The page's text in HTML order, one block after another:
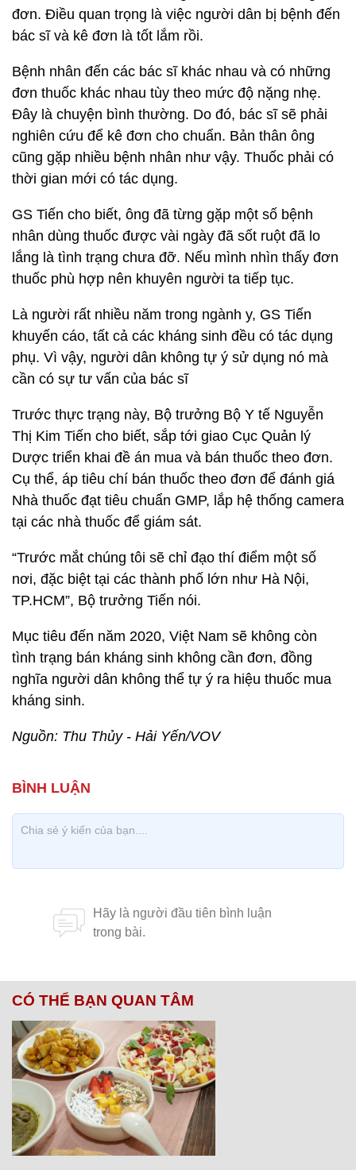
đơn. Điều quan trọng là việc người dân bị bệnh đến
bác sĩ và kê đơn là tốt lắm rồi.
Bệnh nhân đến các bác sĩ khác nhau và có những
đơn thuốc khác nhau tùy theo mức độ nặng nhẹ.
Đây là chuyện bình thường. Do đó, bác sĩ sẽ phải
nghiên cứu để kê đơn cho chuẩn. Bản thân ông
cũng gặp nhiều bệnh nhân như vậy. Thuốc phải có
thời gian mới có tác dụng.
GS Tiến cho biết, ông đã từng gặp một số bệnh
nhân dùng thuốc được vài ngày đã sốt ruột đã lo
lắng là tình trạng chưa đỡ. Nếu mình nhìn thấy đơn
thuốc phù hợp nên khuyên người ta tiếp tục.
Là người rất nhiều năm trong ngành y, GS Tiến
khuyến cáo, tất cả các kháng sinh đều có tác dụng
phụ. Vì vậy, người dân không tự ý sử dụng nó mà
cần có sự tư vấn của bác sĩ
Trước thực trạng này, Bộ trưởng Bộ Y tế Nguyễn
Thị Kim Tiến cho biết, sắp tới giao Cục Quản lý
Dược triển khai đề án mua và bán thuốc theo đơn.
Cụ thể, áp tiêu chí bán thuốc theo đơn để đánh giá
Nhà thuốc đạt tiêu chuẩn GMP, lắp hệ thống camera
tại các nhà thuốc để giám sát.
“Trước mắt chúng tôi sẽ chỉ đạo thí điểm một số
nơi, đặc biệt tại các thành phố lớn như Hà Nội,
TP.HCM”, Bộ trưởng Tiến nói.
Mục tiêu đến năm 2020, Việt Nam sẽ không còn
tình trạng bán kháng sinh không cần đơn, đồng
nghĩa người dân không thể tự ý ra hiệu thuốc mua
kháng sinh.
Nguồn: Thu Thủy - Hải Yến/VOV
CÓ THỂ BẠN QUAN TÂM